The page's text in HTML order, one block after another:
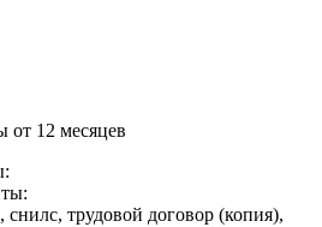
12 месяцев
трудовой договор (копия),